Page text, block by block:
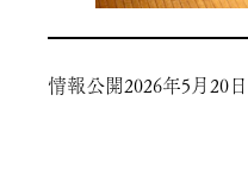
情報公開2026年5月20日